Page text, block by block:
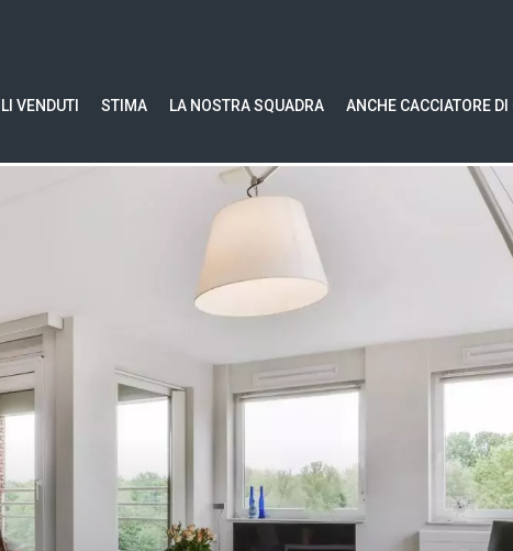
VENDUTI STIMA LA NOSTRA SQUADRA ANCHE CACCIATORE DI